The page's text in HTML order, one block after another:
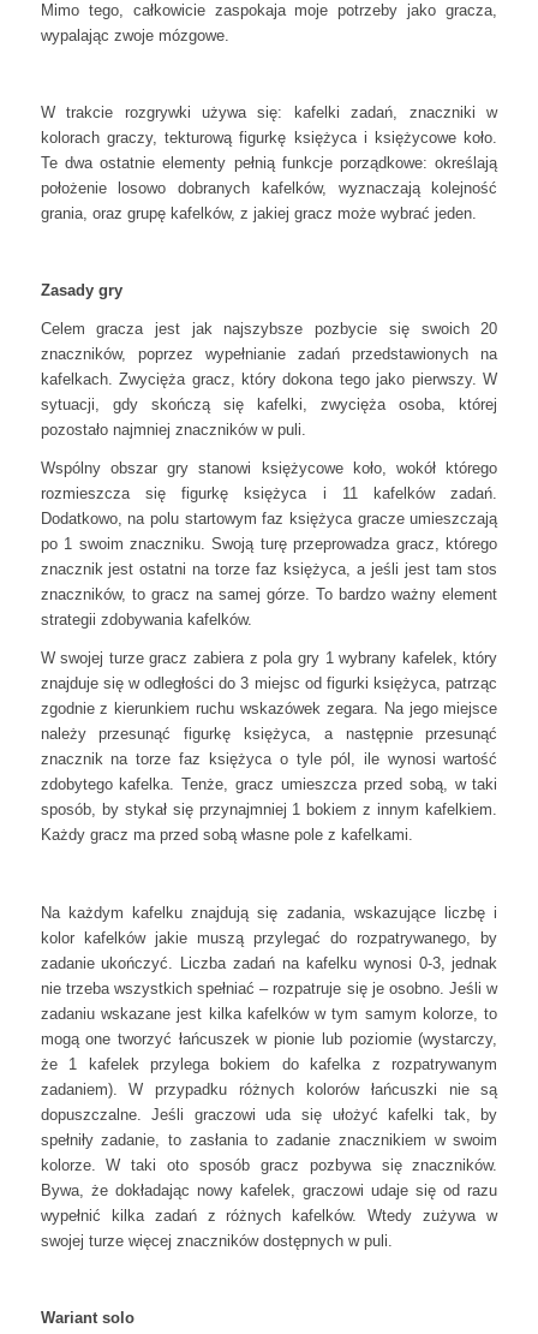
Mimo tego, całkowicie zaspokaja moje potrzeby jako gracza,
wypalając zwoje mózgowe.
W trakcie rozgrywki używa się: kafelki zadań, znaczniki w
kolorach graczy, tekturową figurkę księżyca i księżycowe koło.
Te dwa ostatnie elementy pełnią funkcje porządkowe: określają
położenie losowo dobranych kafelków, wyznaczają kolejność
grania, oraz grupę kafelków, z jakiej gracz może wybrać jeden.
Zasady gry
Celem gracza jest jak najszybsze pozbycie się swoich 20
znaczników, poprzez wypełnianie zadań przedstawionych na
kafelkach. Zwycięża gracz, który dokona tego jako pierwszy. W
sytuacji, gdy skończą się kafelki, zwycięża osoba, której
pozostało najmniej znaczników w puli.
Wspólny obszar gry stanowi księżycowe koło, wokół którego
rozmieszcza się figurkę księżyca i 11 kafelków zadań.
Dodatkowo, na polu startowym faz księżyca gracze umieszczają
po 1 swoim znaczniku. Swoją turę przeprowadza gracz, którego
znacznik jest ostatni na torze faz księżyca, a jeśli jest tam stos
znaczników, to gracz na samej górze. To bardzo ważny element
strategii zdobywania kafelków.
W swojej turze gracz zabiera z pola gry 1 wybrany kafelek, który
znajduje się w odległości do 3 miejsc od figurki księżyca, patrząc
zgodnie z kierunkiem ruchu wskazówek zegara. Na jego miejsce
należy przesunąć figurkę księżyca, a następnie przesunąć
znacznik na torze faz księżyca o tyle pól, ile wynosi wartość
zdobytego kafelka. Tenże, gracz umieszcza przed sobą, w taki
sposób, by stykał się przynajmniej 1 bokiem z innym kafelkiem.
Każdy gracz ma przed sobą własne pole z kafelkami.
Na każdym kafelku znajdują się zadania, wskazujące liczbę i
kolor kafelków jakie muszą przylegać do rozpatrywanego, by
zadanie ukończyć. Liczba zadań na kafelku wynosi 0-3, jednak
nie trzeba wszystkich spełniać – rozpatruje się je osobno. Jeśli w
zadaniu wskazane jest kilka kafelków w tym samym kolorze, to
mogą one tworzyć łańcuszek w pionie lub poziomie (wystarczy,
że 1 kafelek przylega bokiem do kafelka z rozpatrywanym
zadaniem). W przypadku różnych kolorów łańcuszki nie są
dopuszczalne. Jeśli graczowi uda się ułożyć kafelki tak, by
spełniły zadanie, to zasłania to zadanie znacznikiem w swoim
kolorze. W taki oto sposób gracz pozbywa się znaczników.
Bywa, że dokładając nowy kafelek, graczowi udaje się od razu
wypełnić kilka zadań z różnych kafelków. Wtedy zużywa w
swojej turze więcej znaczników dostępnych w puli.
Wariant solo